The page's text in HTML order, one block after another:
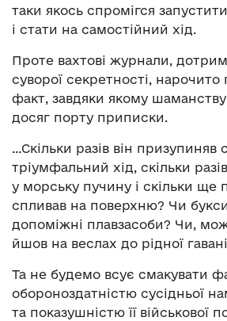
таки якось спромігся
і стати на самостійний хід.
Проте вахтові журнали,
суворої секретності,
факт, завдяки якому
досяг порту приписки.
…Скільки разів він призупиняв
тріумфальний хід, скільки
у морську пучину і скільки ще
спливав на поверхню? Чи
допоміжні плавзасоби? Чи,
йшов на веслах до рідної
Та не будемо всує смакувати
обороноздатністю сусідньої
та показушністю її військової